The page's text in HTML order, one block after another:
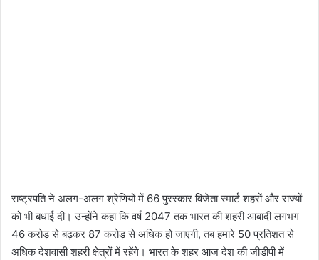
राष्ट्रपति ने अलग-अलग श्रेणियों में 66 पुरस्कार विजेता स्मार्ट शहरों और राज्यों
को भी बधाई दी। उन्होंने कहा कि वर्ष 2047 तक भारत की शहरी आबादी लगभग
46 करोड़ से बढ़कर 87 करोड़ से अधिक हो जाएगी, तब हमारे 50 प्रतिशत से
अधिक देशवासी शहरी क्षेत्रों में रहेंगे। भारत के शहर आज देश की जीडीपी में